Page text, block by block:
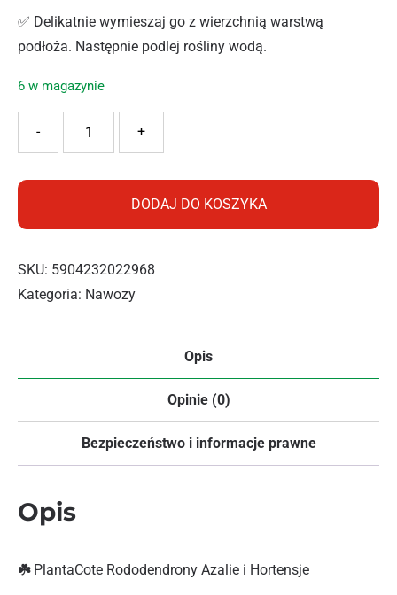
✅ Delikatnie wymieszaj go z wierzchnią warstwą
podłoża. Następnie podlej rośliny wodą.
6 w magazynie
+
-
DODAJ DO KOSZYKA
SKU: 5904232022968
Kategoria: Nawozy
Opis
Opinie (0)
Bezpieczeństwo i informacje prawne
Opis
☘️PlantaCote Rododendrony Azalie i Hortensje